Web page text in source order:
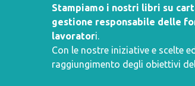
Stampiamo i nostri libri su
gestione responsabile delle
lavoratori.
Con le nostre iniziative e scelte
raggiungimento degli obiettivi